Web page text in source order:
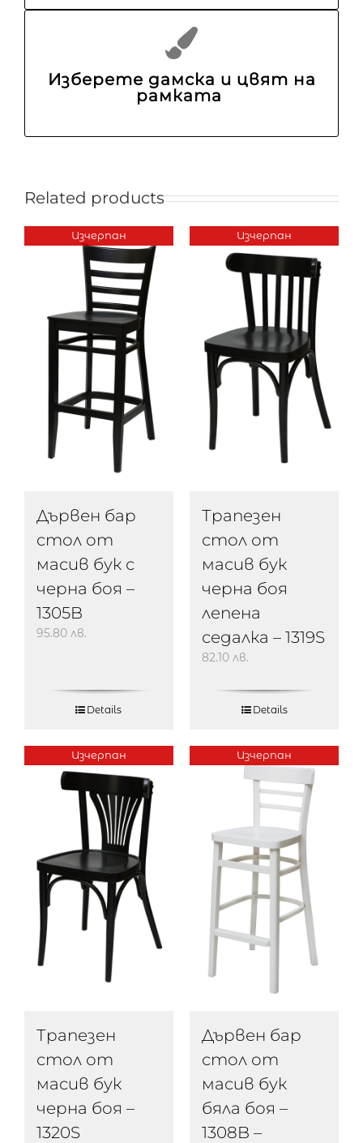
Изберете дамска и цвят на
рамката
Related products
Изчерпан
Дървен бар
стол от
масив бук с
черна боя –
1305B
95.80 лв.
Details
Изчерпан
Трапезен
стол от
масив бук
черна боя
лепена
седалка – 1319S
82.10 лв.
Details
Изчерпан
Трапезен
стол от
масив бук
черна боя –
1320S
Изчерпан
Дървен бар
стол от
масив бук
бяла боя –
1308B –